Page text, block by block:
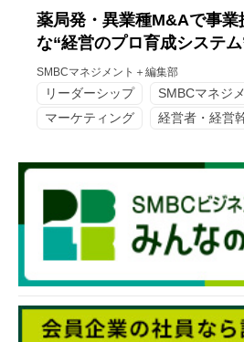
薬局発・異業種M&Aで事業
な“経営のプロ育成システ
SMBCマネジメント＋編集部
リーダーシップ
SMBCマネジ
マーケティング
経営者・経営